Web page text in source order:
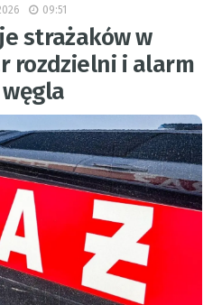
09:51
strażaków w
rozdzielni i alarm